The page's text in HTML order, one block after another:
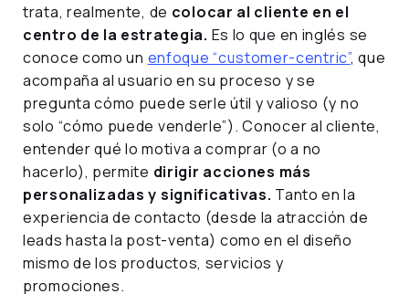
trata, realmente, de colocar al cliente en el
centro de la estrategia. Es lo que en inglés se
conoce como un enfoque “customer-centric”, que
acompaña al usuario en su proceso y se
pregunta cómo puede serle útil y valioso (y no
solo “cómo puede venderle”). Conocer al cliente,
entender qué lo motiva a comprar (o a no
hacerlo), permite dirigir acciones más
personalizadas y significativas. Tanto en la
experiencia de contacto (desde la atracción de
leads hasta la post-venta) como en el diseño
mismo de los productos, servicios y
promociones.